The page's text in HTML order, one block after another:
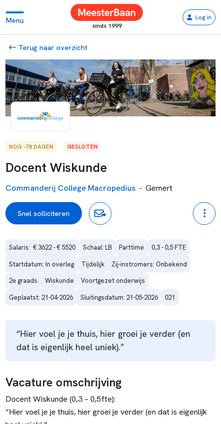
Menu
sinds 1999
Log in
Terug naar overzicht
NOG -78 DAGEN GESLOTEN
Docent Wiskunde
Commanderij College Macropedius - Gemert
Snel solliciteren
Salaris:  € 3622 - € 5520 Schaal: LB Parttime
0,3 - 0,5 FTE
Startdatum: In overleg
Tijdelijk
Zij-instromers: Onbekend
2e graads
Wiskunde
Voortgezet onderwijs
Geplaatst: 21-04-2026
Sluitingsdatum: 21-05-2026 021
“Hier voel je je thuis, hier groei je verder (en
dat is eigenlijk heel uniek).”
Vacature omschrijving
Docent Wiskunde (0,3 – 0,5fte):
“Hier voel je je thuis, hier groei je verder (en dat is eigenlijk